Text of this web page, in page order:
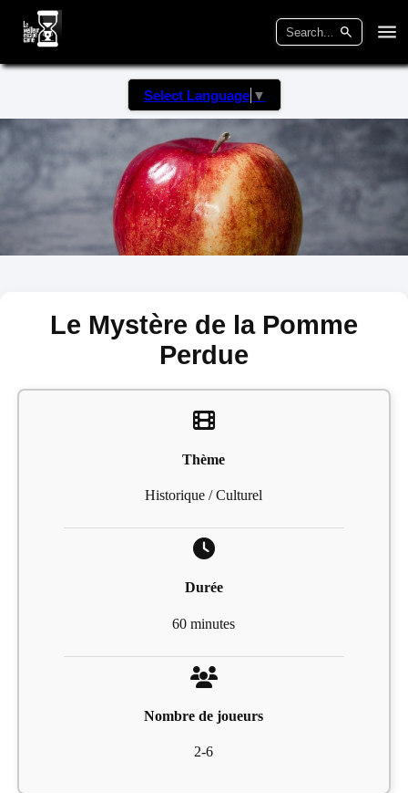
Select Language ▼
Le Mystère de la Pomme
Perdue
Thème
Historique / Culturel
Durée
60 minutes
Nombre de joueurs
2-6